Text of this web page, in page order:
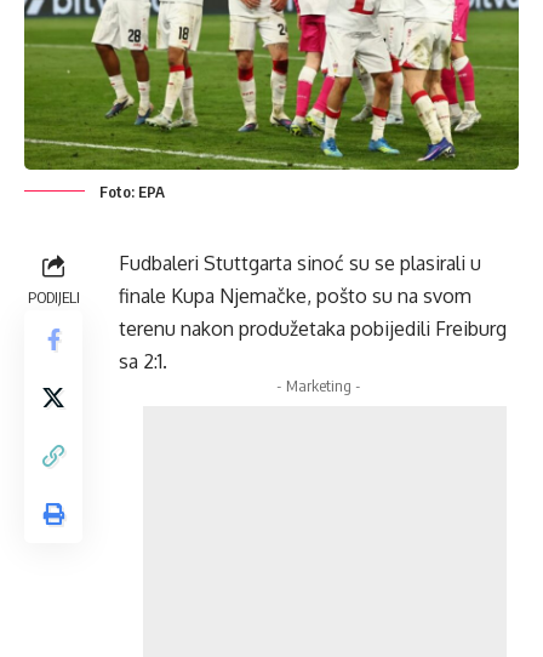
Foto: EPA
PODIJELI
Fudbaleri Stuttgarta sinoć su se plasirali u
finale Kupa Njemačke, pošto su na svom
terenu nakon produžetaka pobijedili Freiburg
sa 2:1.
- Marketing -